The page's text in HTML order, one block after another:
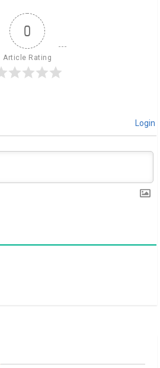
0
Article Rating
Login